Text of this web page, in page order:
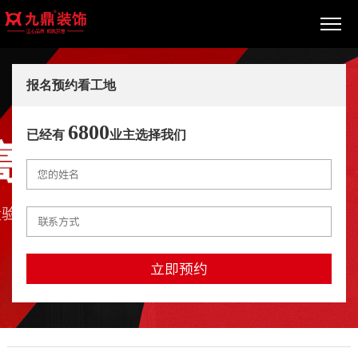
报名预约看工地
已经有 6800业主选择我们
立即预约